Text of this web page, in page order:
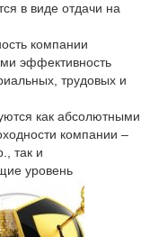
в виде отдачи на
компании
эффективность
трудовых и
как абсолютными
компании –
так и
уровень